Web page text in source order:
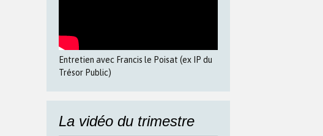
Entretien avec Francis le Poisat (ex IP du
Trésor Public)
La vidéo du trimestre